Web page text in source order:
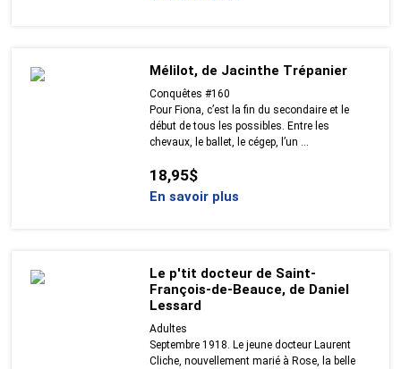
Mélilot, de Jacinthe Trépanier
Conquêtes #160
Pour Fiona, c’est la fin du secondaire et le
début de tous les possibles. Entre les
chevaux, le ballet, le cégep, l’un ...
18,95$
En savoir plus
Le p'tit docteur de Saint-
François-de-Beauce, de Daniel
Lessard
Adultes
Septembre 1918. Le jeune docteur Laurent
Cliche, nouvellement marié à Rose, la belle